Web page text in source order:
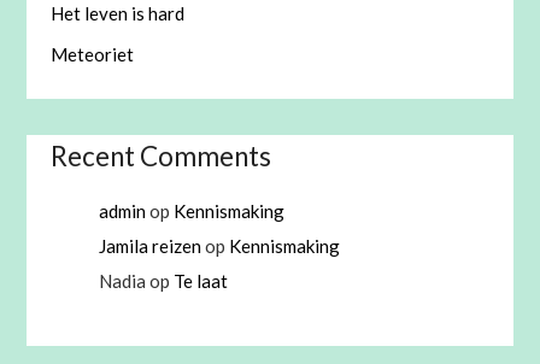
Het leven is hard
Meteoriet
Recent Comments
adminop Kennismaking
Jamila reizenop Kennismaking
Nadia op Te laat